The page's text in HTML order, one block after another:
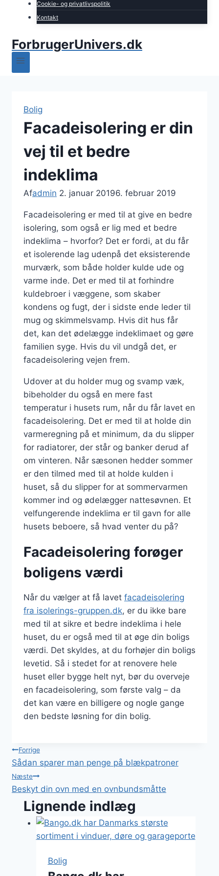
Cookie- og privatlivspolitik
Kontakt
ForbrugerUnivers.dk
Bolig
Facadeisolering er din
vej til et bedre
indeklima
Afadmin 2. januar 20196. februar 2019
Facadeisolering er med til at give en bedre
isolering, som også er lig med et bedre
indeklima – hvorfor? Det er fordi, at du får
et isolerende lag udenpå det eksisterende
murværk, som både holder kulde ude og
varme inde. Det er med til at forhindre
kuldebroer i væggene, som skaber
kondens og fugt, der i sidste ende leder til
mug og skimmelsvamp. Hvis dit hus får
det, kan det ødelægge indeklimaet og gøre
familien syge. Hvis du vil undgå det, er
facadeisolering vejen frem.
Udover at du holder mug og svamp væk,
bibeholder du også en mere fast
temperatur i husets rum, når du får lavet en
facadeisolering. Det er med til at holde din
varmeregning på et minimum, da du slipper
for radiatorer, der står og banker derud af
om vinteren. Når sæsonen hedder sommer
er den tilmed med til at holde kulden i
huset, så du slipper for at sommervarmen
kommer ind og ødelægger nattesøvnen. Et
velfungerende indeklima er til gavn for alle
husets beboere, så hvad venter du på?
Facadeisolering forøger
boligens værdi
Når du vælger at få lavet facadeisolering
fra isolerings-gruppen.dk, er du ikke bare
med til at sikre et bedre indeklima i hele
huset, du er også med til at øge din boligs
værdi. Det skyldes, at du forhøjer din boligs
levetid. Så i stedet for at renovere hele
huset eller bygge helt nyt, bør du overveje
en facadeisolering, som første valg – da
det kan være en billigere og nogle gange
den bedste løsning for din bolig.
Indlægsnavigation
Forrige
Sådan sparer man penge på blækpatroner
Næste
Beskyt din ovn med en ovnbundsmåtte
Lignende indlæg
Bolig